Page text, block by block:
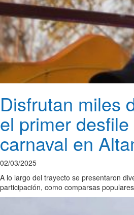
Disfrutan miles
el primer desfile
carnaval en
02/03/2025
A lo largo del trayecto se presentaron
participación, como comparsas